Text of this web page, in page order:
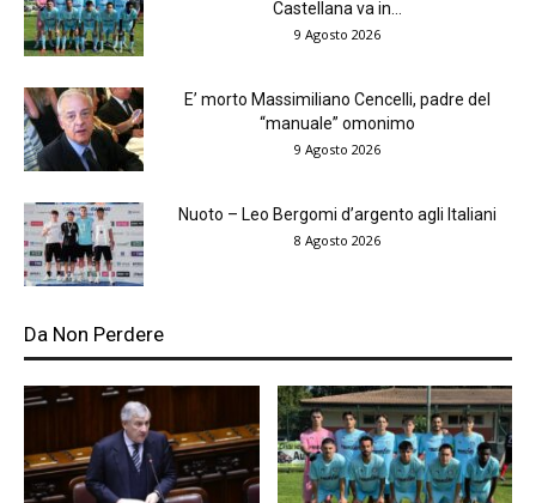
Castellana va in...
9 Agosto 2026
E’ morto Massimiliano Cencelli, padre del
“manuale” omonimo
9 Agosto 2026
Nuoto – Leo Bergomi d’argento agli Italiani
8 Agosto 2026
Da Non Perdere